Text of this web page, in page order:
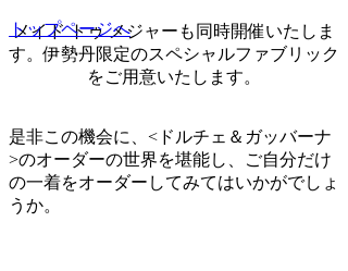
メイド トゥ メジャーも同時開催いたしま
す。伊勢丹限定のスペシャルファブリック
をご用意いたします。
是非この機会に、<ドルチェ＆ガッバーナ
>のオーダーの世界を堪能し、ご自分だけ
の一着をオーダーしてみてはいかがでしょ
うか。
トップページへ